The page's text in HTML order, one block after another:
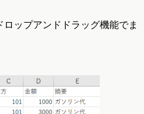
ップアンドドラッグ機能でま